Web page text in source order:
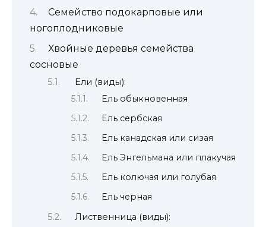
Семейство подокарповые или
ногоплодниковые
Хвойные деревья семейства
сосновые
Ели (виды):
Ель обыкновенная
Ель сербская
Ель канадская или сизая
Ель Энгельмана или плакучая
Ель колючая или голубая
Ель черная
Лиственница (виды):